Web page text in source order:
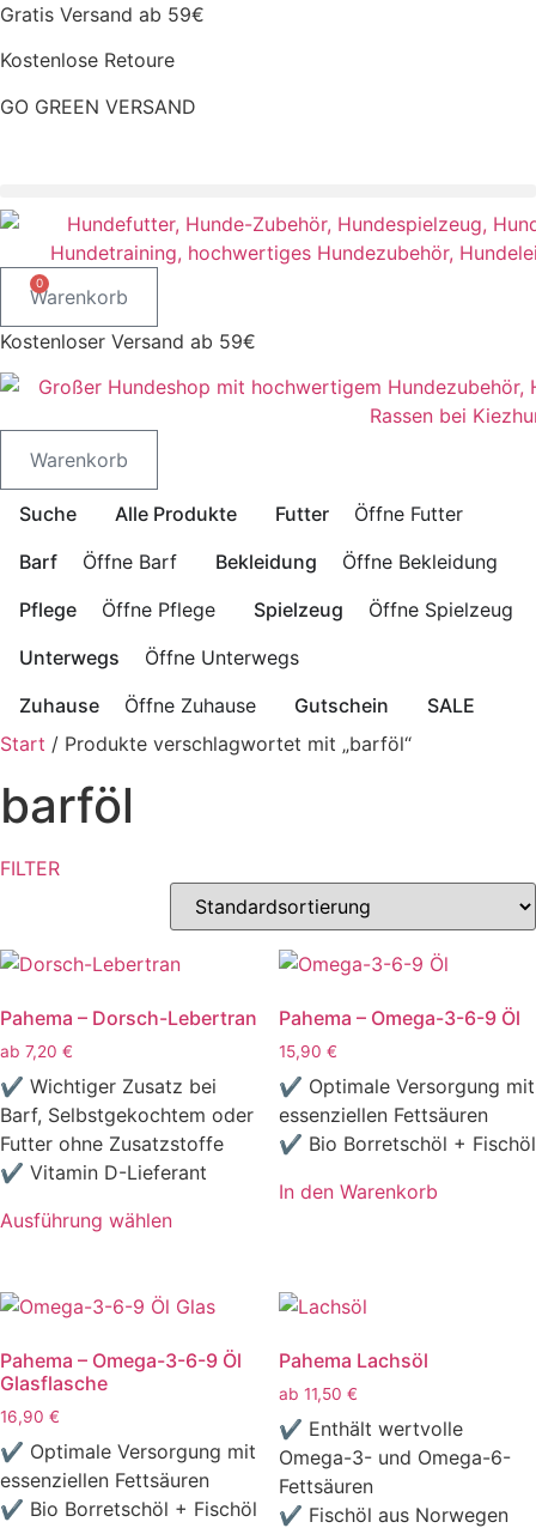
Zum
springen
Gratis Versand ab 59€
Kostenlose Retoure
GO GREEN VERSAND
0
Warenkorb
Kostenloser Versand ab 59€
Warenkorb
Suche Alle Produkte Futter
Öffne Futter
Barf
Öffne Barf Bekleidung
Öffne Bekleidung
Pflege
Öffne Pflege Spielzeug
Öffne Spielzeug
Unterwegs
Öffne Unterwegs
Zuhause
Öffne Zuhause Gutschein
SALE
Start / Produkte verschlagwortet mit „barföl“
barföl
FILTER
Pahema – Dorsch-Lebertran
ab 7,20 €
✔ Wichtiger Zusatz bei
Barf, Selbstgekochtem oder
Futter ohne Zusatzstoffe
✔ Vitamin D-Lieferant
Ausführung wählen
weist
Varianten
auf.
Die
Optionen
können
auf
Pahema – Omega-3-6-9 Öl
15,90 €
✔ Optimale Versorgung mit
essenziellen Fettsäuren
✔ Bio Borretschöl + Fischöl
In den Warenkorb
Pahema – Omega-3-6-9 Öl
Glasflasche
16,90 €
✔ Optimale Versorgung mit
essenziellen Fettsäuren
✔ Bio Borretschöl + Fischöl
Pahema Lachsöl
ab 11,50 €
✔ Enthält wertvolle
Omega-3- und Omega-6-
Fettsäuren
✔ Fischöl aus Norwegen